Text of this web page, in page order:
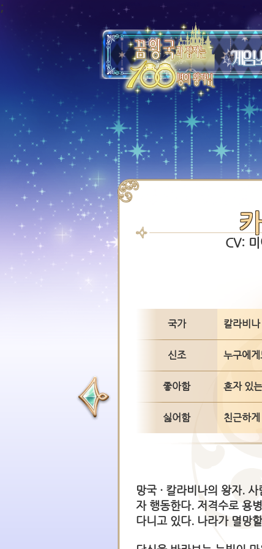
;
CV:
국가 칼라비나
신조 누구에
좋아함 혼자 있
싫어함 친근하
망국 · 칼라비나의 왕자.
자 행동한다. 저격수로 용
다니고 있다. 나라가 멸망